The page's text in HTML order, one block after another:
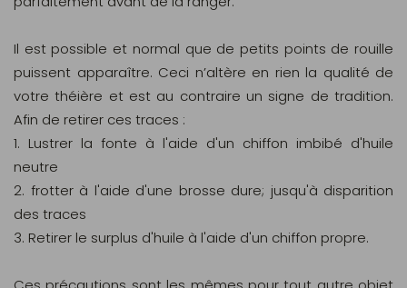
Il est possible et normal que de petits points de rouille
puissent apparaître. Ceci n’altère en rien la qualité de
votre théière et est au contraire un signe de tradition.
Afin de retirer ces traces :
1. Lustrer la fonte à l'aide d'un chiffon imbibé d'huile
neutre
2. frotter à l'aide d'une brosse dure; jusqu'à disparition
des traces
3. Retirer le surplus d'huile à l'aide d'un chiffon propre.